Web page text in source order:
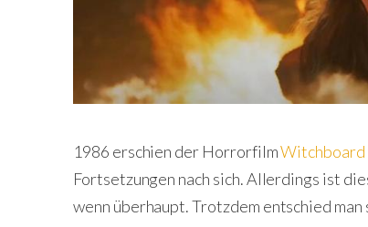
1986 erschien der HorrorfilmWitchboard
Fortsetzungen nach sich. Allerdings ist
wenn überhaupt. Trotzdem entschied